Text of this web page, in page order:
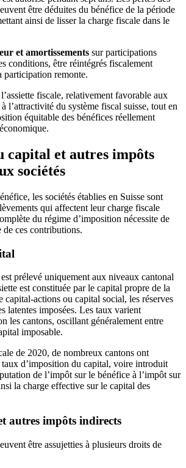
être déduites du bénéfice de la période
ainsi de lisser la charge fiscale dans le
et amortissements sur participations
conditions, être réintégrés fiscalement
participation remonte.
fiscale, relativement favorable aux
l’attractivité du système fiscal suisse, tout en
équitable des bénéfices réellement
capital et autres impôts
sociétés
les sociétés établies en Suisse sont
qui affectent leur charge fiscale
du régime d’imposition nécessite de
de ces contributions.
prélevé uniquement aux niveaux cantonal
est constituée par le capital propre de la
capital-actions ou capital social, les réserves
latentes imposées. Les taux varient
les cantons, oscillant généralement entre
imposable.
de 2020, de nombreux cantons ont
d’imposition du capital, voire introduit
de l’impôt sur le bénéfice à l’impôt sur
la charge effective sur le capital des
autres impôts indirects
être assujetties à plusieurs droits de